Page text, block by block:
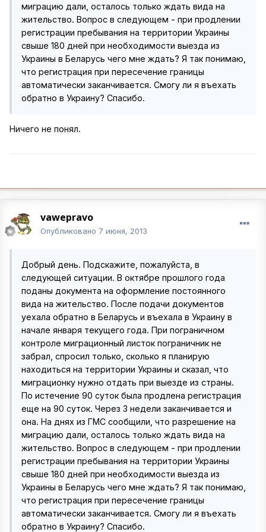
миграцию дали, осталось только ждать вида на
жительство. Вопрос в следующем - при продлении
регистрации пребывания на территории Украины
свыше 180 дней при необходимости выезда из
Украины в Беларусь чего мне ждать? Я так понимаю,
что регистрация при пересечение границы
автоматически заканчивается. Смогу ли я въехать
обратно в Украину? Спасибо.
Ничего не понял.
vawepravo
Опубликовано 7 июня, 2013
Добрый день. Подскажите, пожалуйста, в
следующей ситуации. В октябре прошлого года
поданы документа на оформление постоянного
вида на жительство. После подачи документов
уехала обратно в Беларусь и въехала в Украину в
начале января текущего года. При пограничном
контроле миграционный листок пограничник не
забрал, спросил только, сколько я планирую
находиться на территории Украины и сказал, что
миграционку нужно отдать при выезде из страны.
По истечение 90 суток была продлена регистрация
еще на 90 суток. Через 3 недели заканчивается и
она. На днях из ГМС сообщили, что разрешение на
миграцию дали, осталось только ждать вида на
жительство. Вопрос в следующем - при продлении
регистрации пребывания на территории Украины
свыше 180 дней при необходимости выезда из
Украины в Беларусь чего мне ждать? Я так понимаю,
что регистрация при пересечение границы
автоматически заканчивается. Смогу ли я въехать
обратно в Украину? Спасибо.